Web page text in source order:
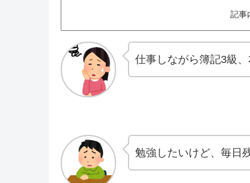
記事
仕事しながら簿記3級
勉強したいけど、毎日